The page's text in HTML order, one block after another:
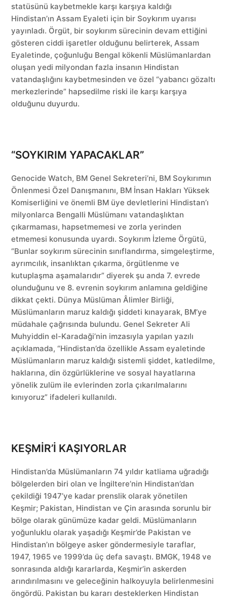
statüsünü kaybetmekle karşı karşıya kaldığı
Hindistan’ın Assam Eyaleti için bir Soykırım uyarısı
yayınladı. Örgüt, bir soykırım sürecinin devam ettiğini
gösteren ciddi işaretler olduğunu belirterek, Assam
Eyaletinde, çoğunluğu Bengal kökenli Müslümanlardan
oluşan yedi milyondan fazla insanın Hindistan
vatandaşlığını kaybetmesinden ve özel “yabancı gözaltı
merkezlerinde” hapsedilme riski ile karşı karşıya
olduğunu duyurdu.
“SOYKIRIM YAPACAKLAR”
Genocide Watch, BM Genel Sekreteri’ni, BM Soykırımın
Önlenmesi Özel Danışmanını, BM İnsan Hakları Yüksek
Komiserliğini ve önemli BM üye devletlerini Hindistan’ı
milyonlarca Bengalli Müslümanı vatandaşlıktan
çıkarmaması, hapsetmemesi ve zorla yerinden
etmemesi konusunda uyardı. Soykırım İzleme Örgütü,
“Bunlar soykırım sürecinin sınıflandırma, simgeleştirme,
ayrımcılık, insanlıktan çıkarma, örgütlenme ve
kutuplaşma aşamalarıdır” diyerek şu anda 7. evrede
olunduğunu ve 8. evrenin soykırım anlamına geldiğine
dikkat çekti. Dünya Müslüman Âlimler Birliği,
Müslümanların maruz kaldığı şiddeti kınayarak, BM’ye
müdahale çağrısında bulundu. Genel Sekreter Ali
Muhyiddin el-Karadaği’nin imzasıyla yapılan yazılı
açıklamada, “Hindistan’da özellikle Assam eyaletinde
Müslümanların maruz kaldığı sistemli şiddet, katledilme,
haklarına, din özgürlüklerine ve sosyal hayatlarına
yönelik zulüm ile evlerinden zorla çıkarılmalarını
kınıyoruz” ifadeleri kullanıldı.
KEŞMİR’İ KAŞIYORLAR
Hindistan’da Müslümanların 74 yıldır katliama uğradığı
bölgelerden biri olan ve İngiltere’nin Hindistan’dan
çekildiği 1947’ye kadar prenslik olarak yönetilen
Keşmir; Pakistan, Hindistan ve Çin arasında sorunlu bir
bölge olarak günümüze kadar geldi. Müslümanların
yoğunluklu olarak yaşadığı Keşmir’de Pakistan ve
Hindistan’ın bölgeye asker göndermesiyle taraflar,
1947, 1965 ve 1999’da üç defa savaştı. BMGK, 1948 ve
sonrasında aldığı kararlarda, Keşmir’in askerden
arındırılmasını ve geleceğinin halkoyuyla belirlenmesini
öngördü. Pakistan bu kararı desteklerken Hindistan